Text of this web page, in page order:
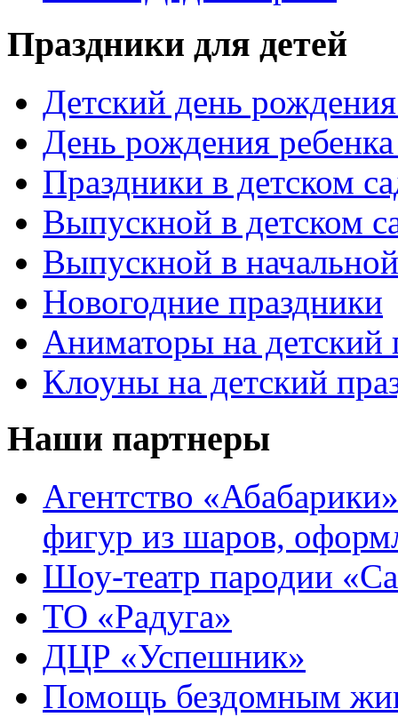
Праздники для детей
Детский день
День рождения
Праздники в детском
Выпускной в детском
Выпускной в
Новогодние праздники
Аниматоры на детский
Клоуны на детский
Наши партнеры
Агентство
фигур из шаров,
Шоу-театр пародии
ТО «Радуга»
ДЦР «Успешник»
Помощь бездомным